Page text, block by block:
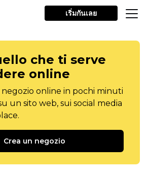
เริ่มกันเลย
che ti serve
online
online in pochi minuti
un sito web, sui social media
Crea un negozio